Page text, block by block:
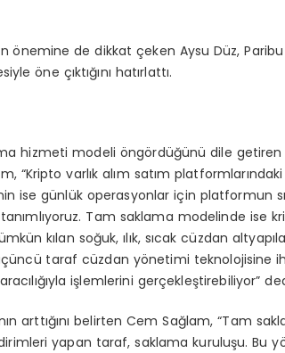
önemine de dikkat çeken Aysu Düz,
öne çıktığını hatırlattı.
hizmeti modeli öngördüğünü dile getiren
“Kripto varlık alım satım platformlarındaki
ise günlük operasyonlar için platformun
Tam saklama modelinde ise
kılan soğuk, ılık, sıcak cüzdan
taraf cüzdan yönetimi teknolojisine
işlemlerini gerçekleştirebiliyor”
arttığını belirten Cem Sağlam, “Tam
yapan taraf, saklama kuruluşu. Bu